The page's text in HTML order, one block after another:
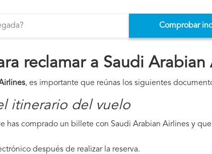
Comprobar
reclamar a Saudi Arabian
, es importante que reúnas los siguientes
itinerario del vuelo
has comprado un billete con Saudi Arabian Airlines y
después de realizar la reserva.